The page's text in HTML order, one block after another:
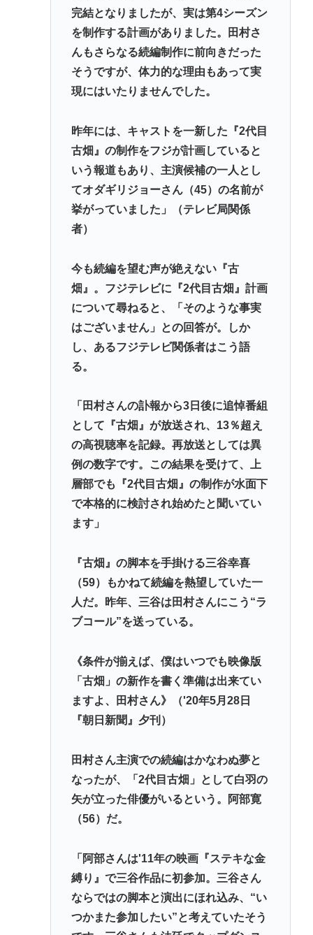
忍空があまり評価されてない理由
Powered by livedoor 相互RSS
完結となりましたが、実は第4シーズン
を制作する計画がありました。田村さ
んもさらなる続編制作に前向きだった
そうですが、体力的な理由もあって実
現にはいたりませんでした。
昨年には、キャストを一新した『2代目
古畑』の制作をフジが計画していると
いう報道もあり、主演候補の一人とし
てオダギリジョーさん（45）の名前が
挙がっていました」（テレビ局関係
者）
今も続編を望む声が絶えない『古
畑』。フジテレビに『2代目古畑』計画
について尋ねると、「そのような事実
はございません」との回答が。しか
し、あるフジテレビ関係者はこう語
る。
「田村さんの訃報から3日後に追悼番組
として『古畑』が放送され、13％超え
の高視聴率を記録。再放送としては異
例の数字です。この結果を受けて、上
層部でも『2代目古畑』の制作が水面下
で本格的に検討され始めたと聞いてい
ます」
『古畑』の脚本を手掛ける三谷幸喜
（59）もかねて続編を熱望していた一
人だ。昨年、三谷は田村さんにこう“ラ
ブコール”を送っている。
《条件が揃えば、僕はいつでも映像版
「古畑」の新作を書く準備は出来てい
ますよ、田村さん》（'20年5月28日
『朝日新聞』夕刊）
田村さん主演での続編はかなわぬ夢と
なったが、「2代目古畑」として白羽の
矢が立った俳優がいるという。阿部寛
（56）だ。
「阿部さんは'11年の映画『ステキな金
縛り』で三谷作品に初参加。三谷さん
ならではの脚本と演出にほれ込み、“い
つかまた参加したい”と考えていたそう